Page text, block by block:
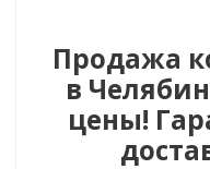
Продажа
в
цены!